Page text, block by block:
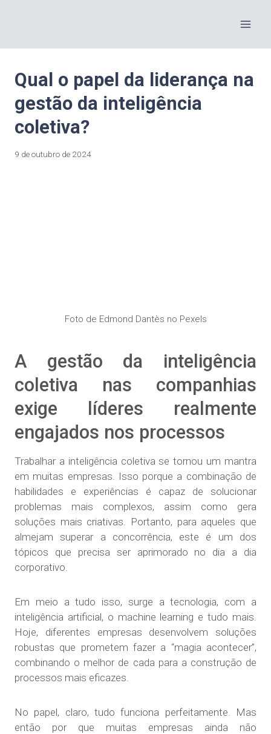
Qual o papel da liderança na
gestão da inteligência
coletiva?
9 de outubro de 2024
Foto de Edmond Dantès no Pexels
A gestão da inteligência
coletiva nas companhias
exige líderes realmente
engajados nos processos
Trabalhar a inteligência coletiva se tornou um mantra
em muitas empresas. Isso porque a combinação de
habilidades e experiências é capaz de solucionar
problemas mais complexos, assim como gera
soluções mais criativas. Portanto, para aqueles que
almejam superar a concorrência, este é um dos
tópicos que precisa ser aprimorado no dia a dia
corporativo.
Em meio a tudo isso, surge a tecnologia, com a
inteligência artificial, o machine learning e tudo mais.
Hoje, diferentes empresas desenvolvem soluções
robustas que prometem fazer a “magia acontecer”,
combinando o melhor de cada para a construção de
processos mais eficazes.
No papel, claro, tudo funciona perfeitamente. Mas
então por que muitas empresas ainda não